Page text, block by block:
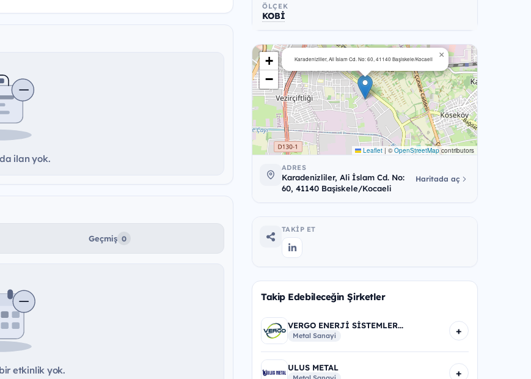
ilan yok.
Geçmiş 0
etkinlik yok.
ÖLÇEK
KOBİ
Karadenizliler, Ali İslam Cd. No: 60, 41140 Başiskele/Kocaeli ×
+
−
Leaflet | ©OpenStreetMapcontributors
ADRES
Karadenizliler, Ali İslam Cd. No:
60, 41140 Başiskele/Kocaeli
Haritada aç
TAKIP ET
Takip Edebileceğin Şirketler
VERGO ENERJİ SİSTEMLER...
Metal Sanayi +
ULUS METAL +